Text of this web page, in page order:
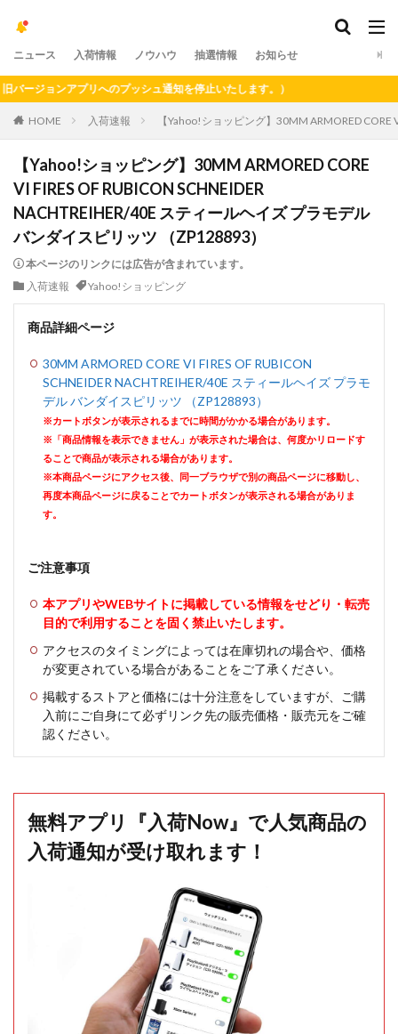
ニュース 入荷情報 ノウハウ 抽選情報 お知らせ
ョンアプリへのプッシュ通知を停止いたします。）
HOME 入荷速報 【Yahoo!ショッピング】30MM ARMORED
【Yahoo!ショッピング】30MM ARMORED CORE
VI FIRES OF RUBICON SCHNEIDER
NACHTREIHER/40E スティールヘイズ プラモデル
バンダイスピリッツ （ZP128893）
本ページのリンクには広告が含まれています。
入荷速報
Yahoo!ショッピング
商品詳細ページ
30MM ARMORED CORE VI FIRES OF RUBICON
SCHNEIDER NACHTREIHER/40E スティールヘイズ プラモ
デル バンダイスピリッツ （ZP128893）
※カートボタンが表示されるまでに時間がかかる場合があります。
※「商品情報を表示できません」が表示された場合は、何度かリロードす
ることで商品が表示される場合があります。
※本商品ページにアクセス後、同一ブラウザで別の商品ページに移動し、
再度本商品ページに戻ることでカートボタンが表示される場合がありま
す。
ご注意事項
本アプリやWEBサイトに掲載している情報をせどり・転売
目的で利用することを固く禁止いたします。
アクセスのタイミングによっては在庫切れの場合や、価格
が変更されている場合があることをご了承ください。
掲載するストアと価格には十分注意をしていますが、ご購
入前にご自身にて必ずリンク先の販売価格・販売元をご確
認ください。
無料アプリ『入荷Now』で人気商品の
入荷通知が受け取れます！